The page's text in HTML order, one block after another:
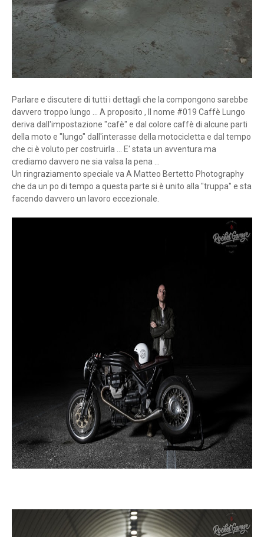
Parlare e discutere di tutti i dettagli che la compongono sarebbe
davvero troppo lungo ... A proposito , Il nome #019 Caffè Lungo
deriva dall'impostazione "cafè" e dal colore caffè di alcune parti
della moto e "lungo" dall'interasse della motocicletta e dal tempo
che ci è voluto per costruirla ... E' stata un avventura ma
crediamo davvero ne sia valsa la pena ...
Un ringraziamento speciale va A Matteo Bertetto Photography
che da un po di tempo a questa parte si è unito alla "truppa" e sta
facendo davvero un lavoro eccezionale.